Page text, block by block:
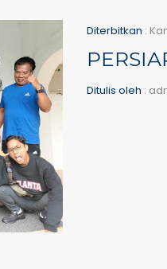
Diterbitkan :
Ditulis oleh :